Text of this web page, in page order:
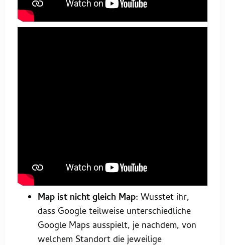
Map ist nicht gleich Map: Wusstet ihr,
dass Google teilweise unterschiedliche
Google Maps ausspielt, je nachdem, von
welchem Standort die jeweilige